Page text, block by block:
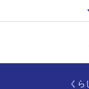
くら